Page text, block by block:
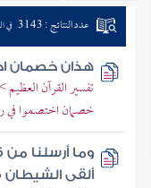
عدد النتائج : 3143 في
هذان خصمان
تفسير القرآن
خصمان اختصموا في
وما أرسلنا من
ألقى الشيطان